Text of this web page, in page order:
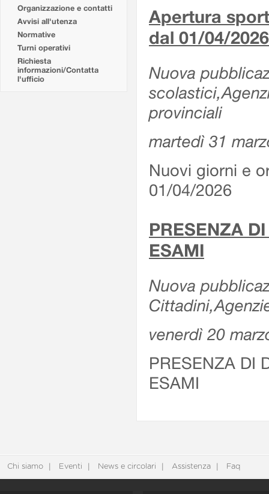
Organizzazione e contatti
Avvisi all'utenza
Normative
Turni operativi
Richiesta
informazioni/Contatta
l'ufficio
Apertura
dal 01/04/2026
Nuova
provinciali
martedì 31
Nuovi giorni e
01/04/2026
PRESENZA
ESAMI
Nuova
venerdì 20
PRESENZA DI
ESAMI
Chi siamo Eventi News e circolari Assistenza Faq